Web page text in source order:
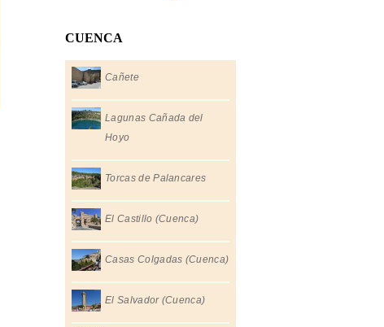
CUENCA
Cañete
Lagunas Cañada del
Hoyo
Torcas de Palancares
El Castillo (Cuenca)
Casas Colgadas (Cuenca)
El Salvador (Cuenca)